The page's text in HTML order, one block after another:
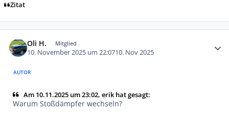
Zitat
Oli H. Mitglied
10. November 2025 um 22:0710. Nov 2025
AUTOR
Am 10.11.2025 um 23:02, erik hat gesagt:
Warum Stoßdämpfer wechseln?